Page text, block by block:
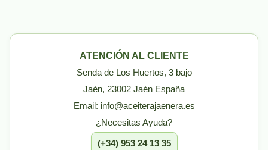
ATENCIÓN AL CLIENTE
Senda de Los Huertos, 3 bajo
Jaén, 23002 Jaén España
Email: info@aceiterajaenera.es
¿Necesitas Ayuda?
(+34) 953 24 13 35